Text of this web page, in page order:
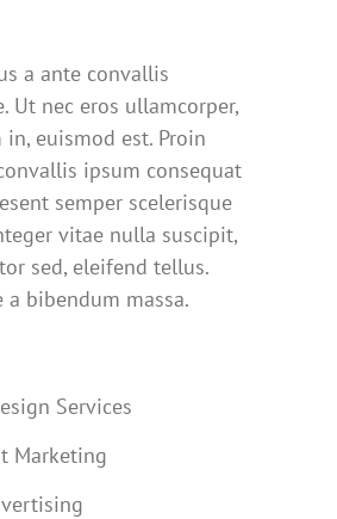
a ante convallis
Ut nec eros ullamcorper,
euismod est. Proin
ipsum consequat
semper scelerisque
vitae nulla suscipit,
sed, eleifend tellus.
a bibendum massa.
Services
Marketing